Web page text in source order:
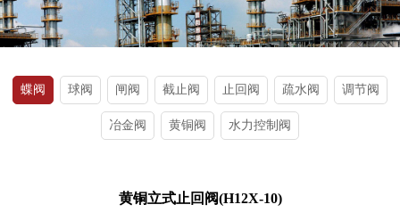
蝶阀 球阀 闸阀 截止阀 止回阀 疏水阀 调节阀
冶金阀 黄铜阀 水力控制阀
黄铜立式止回阀(H12X-10)